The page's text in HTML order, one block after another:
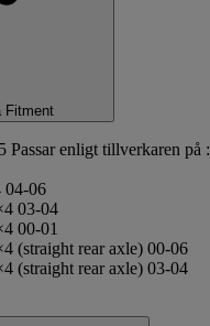
Fitment
enligt tillverkaren på :
04-06
03-04
00-01
(straight rear axle) 00-06
(straight rear axle) 03-04